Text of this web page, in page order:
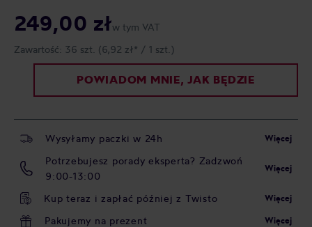
249,00 złw tym VAT
Zawartość: 36 szt. (6,92 zł* / 1 szt.)
POWIADOM MNIE, JAK BĘDZIE
Wysyłamy paczki w 24h Więcej
Potrzebujesz porady eksperta? Zadzwoń
9:00-13:00
Więcej
Kup teraz i zapłać później z Twisto Więcej
Pakujemy na prezent Więcej